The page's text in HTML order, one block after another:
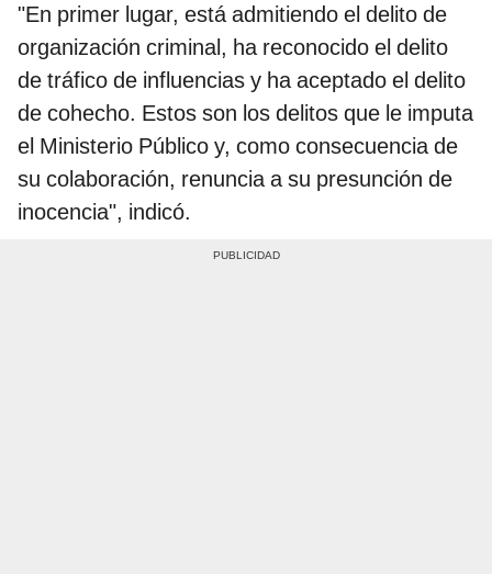
"En primer lugar, está admitiendo el delito de
organización criminal, ha reconocido el delito
de tráfico de influencias y ha aceptado el delito
de cohecho. Estos son los delitos que le imputa
el Ministerio Público y, como consecuencia de
su colaboración, renuncia a su presunción de
inocencia", indicó.